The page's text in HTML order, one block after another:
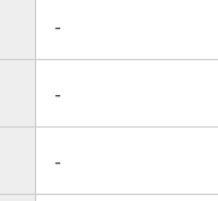
-
-
-